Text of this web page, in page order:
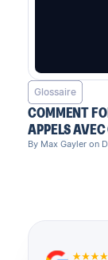
Glossaire
COMMENT
APPELS
By Max Gayler on